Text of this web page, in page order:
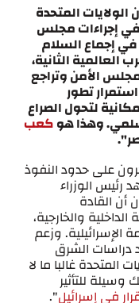
المتحدة
في إجراءات مجلس
في إجماع السلام
الثانية،
الأمن وتراجع
تطور
لتحول الصراع
وهذا هوكعب
على حدود النفوذ
رئيس الوزراء
أن القادة
والخارجية،
وزعم
دراسات الشرق
غالبا ما لا
وسيلة للتأثير
في إسرائيل".